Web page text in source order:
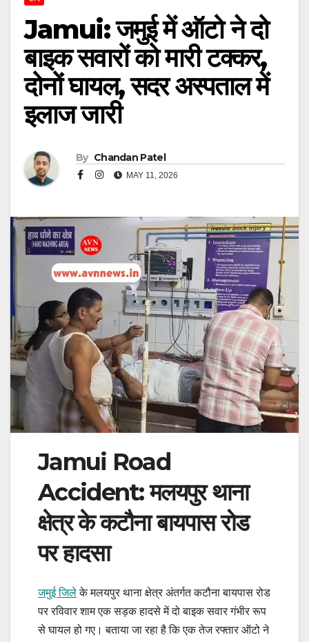
Jamui: जमुई में ऑटो ने दो
बाइक सवारों को मारी टक्कर,
दोनों घायल, सदर अस्पताल में
इलाज जारी
By Chandan Patel
MAY 11, 2026
Jamui Road
Accident: मलयपुर थाना
क्षेत्र के कटौना बायपास रोड
पर हादसा
जमुई जिलेके मलयपुर थाना क्षेत्र अंतर्गत कटौना बायपास रोड
पर रविवार शाम एक सड़क हादसे में दो बाइक सवार गंभीर रूप
से घायल हो गए। बताया जा रहा है कि एक तेज रफ्तार ऑटो ने